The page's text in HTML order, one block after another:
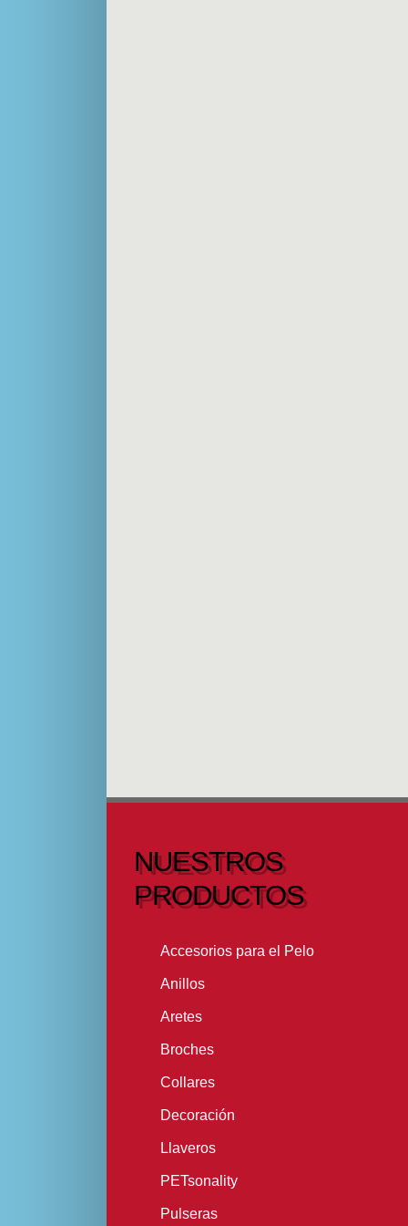
NUESTROS
PRODUCTOS
Accesorios para el Pelo
Anillos
Aretes
Broches
Collares
Decoración
Llaveros
PETsonality
Pulseras